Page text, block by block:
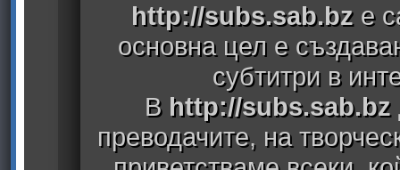
http://subs.sab.bz е
основна цел е
субтитри в
В http://subs.sab.bz
преводачите, на